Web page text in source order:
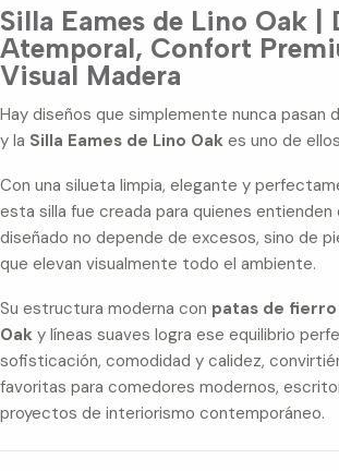
Silla Eames de Lino Oak |
Atemporal, Confort
Visual Madera
Hay diseños que simplemente nunca pasan
y la Silla Eames de Lino Oak es uno de
Con una silueta limpia, elegante y
esta silla fue creada para quienes entienden
diseñado no depende de excesos, sino de
que elevan visualmente todo el ambiente.
Su estructura moderna con patas de fierro
Oak y líneas suaves logra ese equilibrio
sofisticación, comodidad y calidez,
favoritas para comedores modernos,
proyectos de interiorismo contemporáneo.